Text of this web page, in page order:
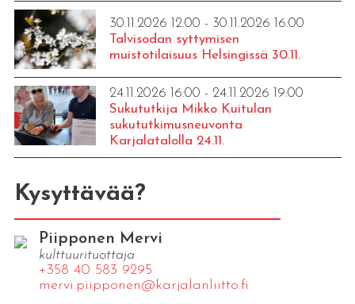
30.11.2026 12:00 - 30.11.2026 16:00
Talvisodan syttymisen
muistotilaisuus Helsingissä 30.11.
24.11.2026 16:00 - 24.11.2026 19:00
Sukututkija Mikko Kuitulan
sukututkimusneuvonta
Karjalatalolla 24.11.
Kysyttävää?
Piipponen Mervi
kulttuurituottaja
+358 40 583 9295
mervi.​piipponen@​kar​jala​nlii​tto.​fi